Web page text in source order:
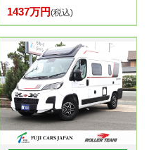
1437万円(税込)